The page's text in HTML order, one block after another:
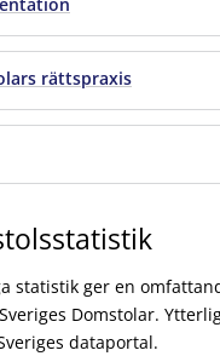
rättspraxis
statistik ger en
Domstolar.
dataportal.